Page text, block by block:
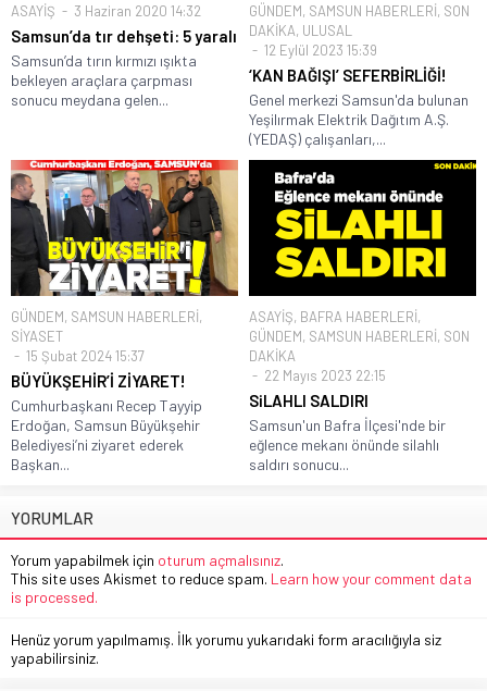
ASAYİŞ 3 Haziran 2020 14:32
Samsun’da tır dehşeti: 5 yaralı
Samsun’da tırın kırmızı ışıkta
bekleyen araçlara çarpması
sonucu meydana gelen...
GÜNDEM, SAMSUN HABERLERİ, SON
DAKİKA, ULUSAL
12 Eylül 2023 15:39
‘KAN BAĞIŞI’ SEFERBİRLİĞİ!
Genel merkezi Samsun'da bulunan
Yeşilırmak Elektrik Dağıtım A.Ş.
(YEDAŞ) çalışanları,...
GÜNDEM, SAMSUN HABERLERİ,
SİYASET
15 Şubat 2024 15:37
BÜYÜKŞEHİR’İ ZİYARET!
Cumhurbaşkanı Recep Tayyip
Erdoğan, Samsun Büyükşehir
Belediyesi’ni ziyaret ederek
Başkan...
ASAYİŞ, BAFRA HABERLERİ,
GÜNDEM, SAMSUN HABERLERİ, SON
DAKİKA
22 Mayıs 2023 22:15
SiLAHLI SALDIRI
Samsun'un Bafra İlçesi'nde bir
eğlence mekanı önünde silahlı
saldırı sonucu...
YORUMLAR
Yorum yapabilmek için oturum açmalısınız.
This site uses Akismet to reduce spam. Learn how your comment data
is processed.
Henüz yorum yapılmamış. İlk yorumu yukarıdaki form aracılığıyla siz
yapabilirsiniz.